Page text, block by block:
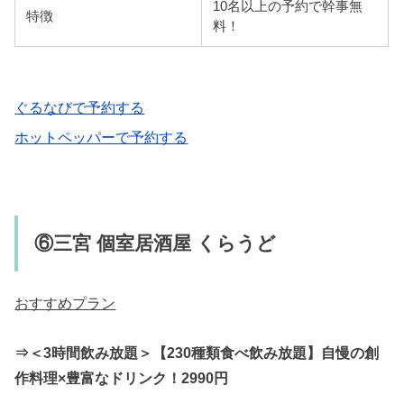
特徴
10名以上の予約で幹事無
料！
ぐるなびで予約する
ホットペッパーで予約する
⑥三宮 個室居酒屋 くらうど
おすすめプラン
⇒＜3時間飲み放題＞【230種類食べ飲み放題】自慢の創
作料理×豊富なドリンク！2990円